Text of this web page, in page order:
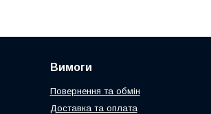
Вимоги
Повернення та обмін
Доставка та оплата